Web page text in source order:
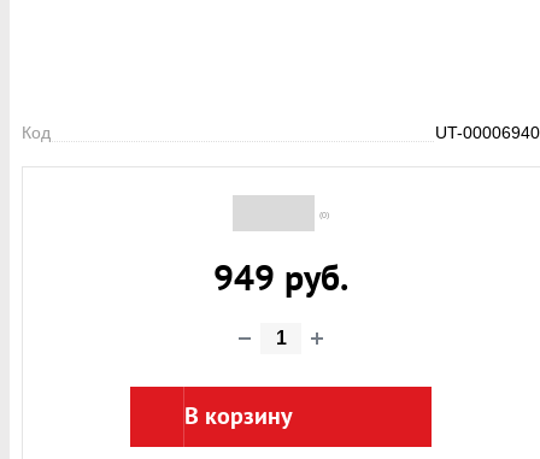
Код UT-00006940
(0)
949 руб.
В корзину